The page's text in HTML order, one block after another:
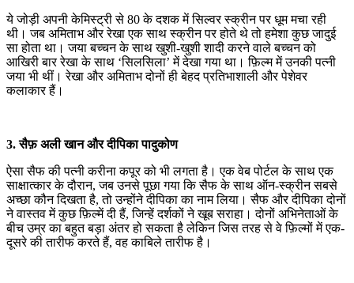
ये जोड़ी अपनी केमिस्ट्री से 80 के दशक में सिल्वर स्क्रीन पर धूम मचा रही
थी। जब अमिताभ और रेखा एक साथ स्क्रीन पर होते थे तो हमेशा कुछ जादुई
सा होता था। जया बच्चन के साथ खुशी-खुशी शादी करने वाले बच्चन को
आखिरी बार रेखा के साथ ‘सिलसिला’ में देखा गया था। फ़िल्म में उनकी पत्नी
जया भी थीं। रेखा और अमिताभ दोनों ही बेहद प्रतिभाशाली और पेशेवर
कलाकार हैं।
3. सैफ़ अली खान और दीपिका पादुकोण
ऐसा सैफ की पत्नी करीना कपूर को भी लगता है। एक वेब पोर्टल के साथ एक
साक्षात्कार के दौरान, जब उनसे पूछा गया कि सैफ के साथ ऑन-स्क्रीन सबसे
अच्छा कौन दिखता है, तो उन्होंने दीपिका का नाम लिया। सैफ और दीपिका दोनों
ने वास्तव में कुछ फ़िल्में दी हैं, जिन्हें दर्शकों ने खूब सराहा। दोनों अभिनेताओं के
बीच उम्र का बहुत बड़ा अंतर हो सकता है लेकिन जिस तरह से वे फ़िल्मों में एक-
दूसरे की तारीफ करते हैं, वह काबिले तारीफ है।